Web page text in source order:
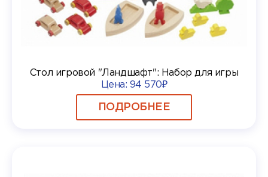
Стол игровой "Ландшафт": Набор для игры
Цена: 94 570₽
ПОДРОБНЕЕ